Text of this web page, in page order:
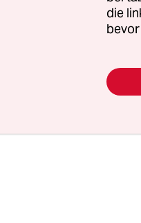
Das ist der
Böse Zungen
die